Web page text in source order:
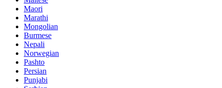
Maori
Marathi
Mongolian
Burmese
Nepali
Norwegian
Pashto
Persian
Punjabi